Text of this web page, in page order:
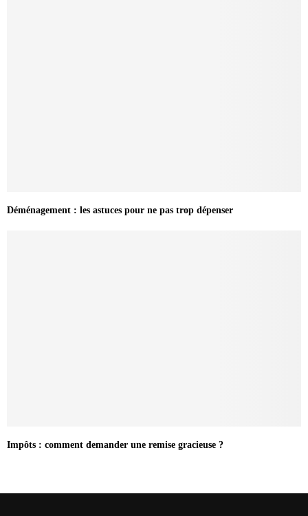
Déménagement : les astuces pour ne pas trop dépenser
Impôts : comment demander une remise gracieuse ?